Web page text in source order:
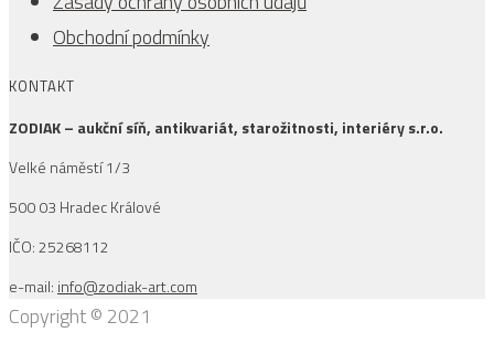
Obchodní podmínky
KONTAKT
ZODIAK – aukční síň, antikvariát, starožitnosti, interiéry s.r.o.
Velké náměstí 1/3
500 03 Hradec Králové
IČO: 25268112
e-mail: info@zodiak-art.com
Copyright © 2021